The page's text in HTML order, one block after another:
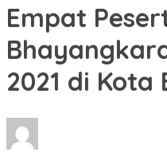
Empat
2021 di Kota